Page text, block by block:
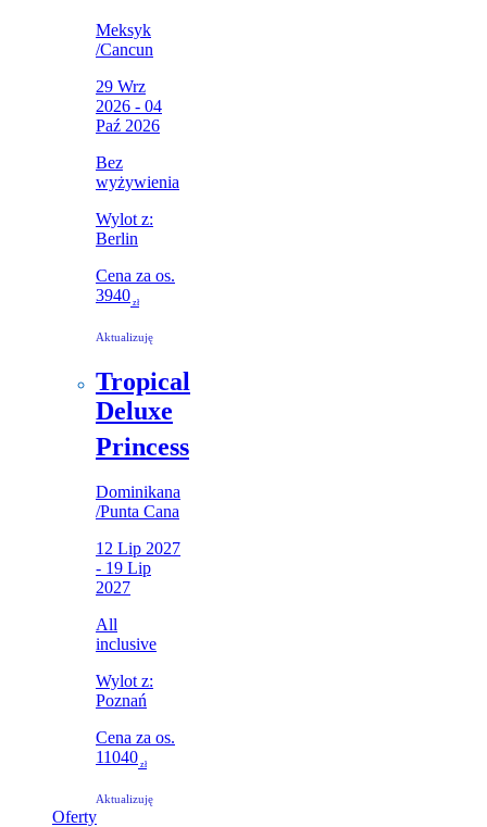
Meksyk
/Cancun
29 Wrz
2026 - 04
Paź 2026
Bez
wyżywienia
Wylot z:
Berlin
Cena za os.
3940 zł
Aktualizuję
Tropical
Deluxe
Princess
Dominikana
/Punta Cana
12 Lip 2027
- 19 Lip
2027
All
inclusive
Wylot z:
Poznań
Cena za os.
11040 zł
Aktualizuję
Oferty